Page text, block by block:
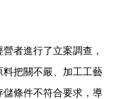
者進行了立案調查，
把關不嚴、加工工藝
條件不符合要求，導